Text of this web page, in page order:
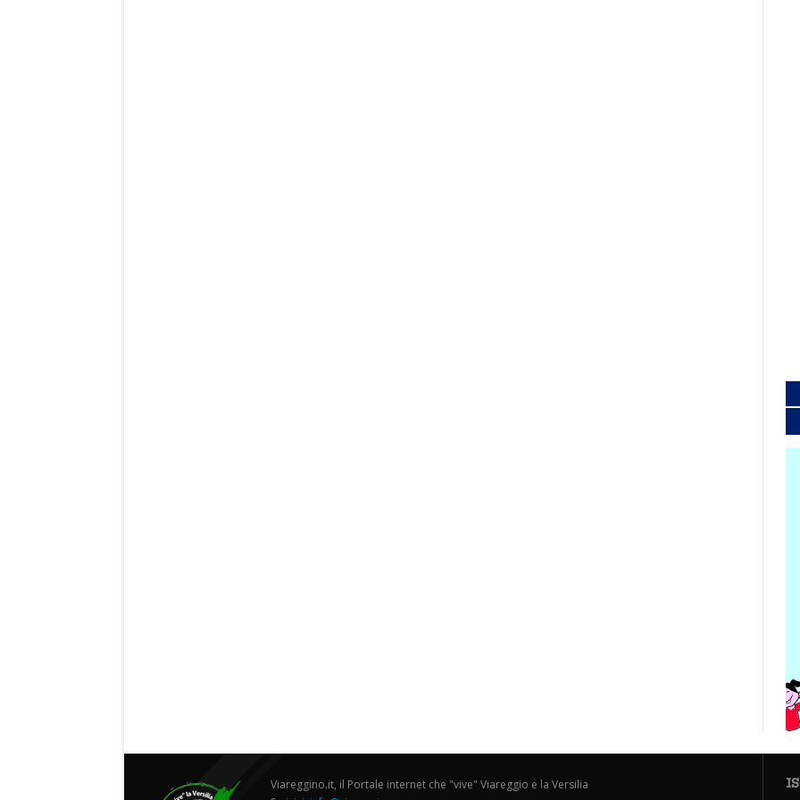
Viareggino.it, il Portale internet che "vive" Viareggio e la Versilia